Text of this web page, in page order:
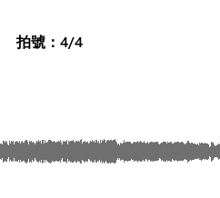
拍號：4/4